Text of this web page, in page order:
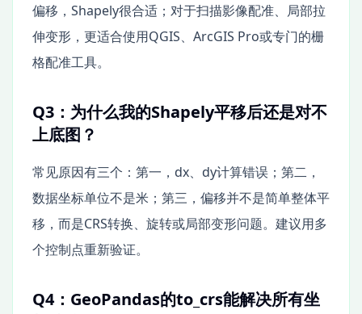
偏移，Shapely很合适；对于扫描影像配准、局部拉
伸变形，更适合使用QGIS、ArcGIS Pro或专门的栅
格配准工具。
Q3：为什么我的Shapely平移后还是对不
上底图？
常见原因有三个：第一，dx、dy计算错误；第二，
数据坐标单位不是米；第三，偏移并不是简单整体平
移，而是CRS转换、旋转或局部变形问题。建议用多
个控制点重新验证。
Q4：GeoPandas的to_crs能解决所有坐